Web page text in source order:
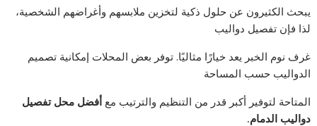
يبحث الكثيرون عن حلول ذكية لتخزين ملابسهم وأغراضهم الشخصية،
لذا فإن تفصيل دواليب
غرف نوم الخبر يعد خيارًا مثاليًا. توفر بعض المحلات إمكانية تصميم
الدواليب حسب المساحة
المتاحة لتوفير أكبر قدر من التنظيم والترتيب معأفضل محل تفصيل
دواليب الدمام.